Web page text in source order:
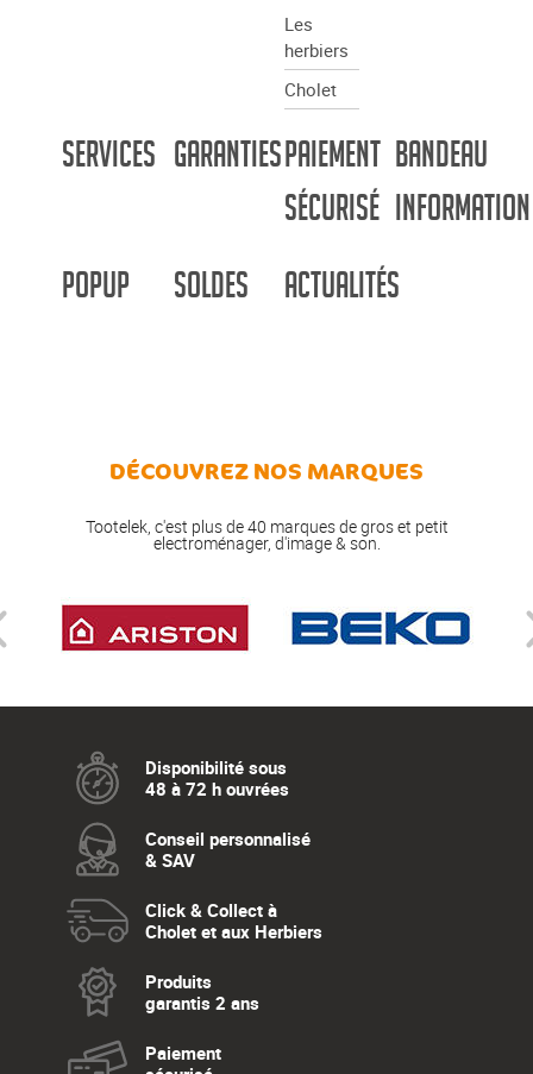
Les
herbiers
Cholet
Services GarantiesPaiement
sécurisé
Bandeau
information
PopUp
Soldes Actualités
DÉCOUVREZ NOS MARQUES
Tootelek, c'est plus de 40 marques de gros et petit
electroménager, d'image & son.
Disponibilité sous
48 à 72 h ouvrées
Conseil personnalisé
& SAV
Click & Collect à
Cholet et aux Herbiers
Produits
garantis 2 ans
Paiement